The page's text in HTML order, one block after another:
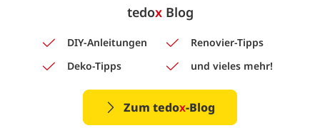
tedoxBlog
DIY-Anleitungen
Renovier-Tipps
Deko-Tipps
und vieles mehr!
Zum tedox-Blog